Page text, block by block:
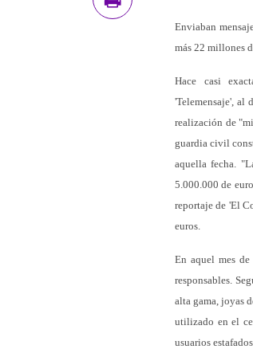
Enviaban
más 22 millones
Hace casi
'Telemensaje', al
realización de
guardia civil
aquella fecha.
5.000.000 de
reportaje de 'El
euros.
En aquel mes
responsables.
alta gama, joyas
utilizado en el
usuarios